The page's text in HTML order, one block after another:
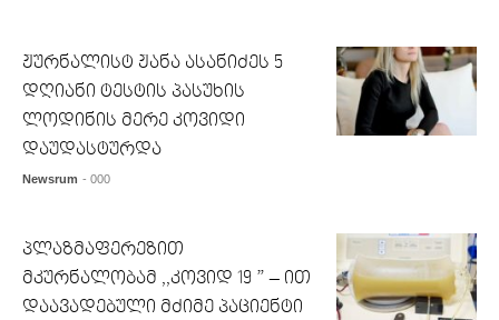
ჟურნალისტ ჟანა ასანიძეს 5
დღიანი ტესტის პასუხის
ლოდინის მერე კოვიდი
დაუდასტურდა
Newsrum - 000
პლაზმაფერეზით
მკურნალობამ ,,კოვიდ 19 ” – ით
დაავადებული მძიმე პაციენტი